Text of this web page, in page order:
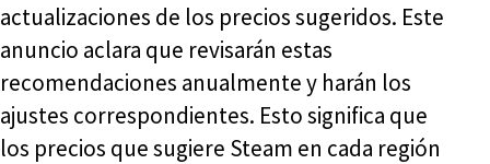
actualizaciones de los precios sugeridos. Este
anuncio aclara que revisarán estas
recomendaciones anualmente y harán los
ajustes correspondientes. Esto significa que
los precios que sugiere Steam en cada región